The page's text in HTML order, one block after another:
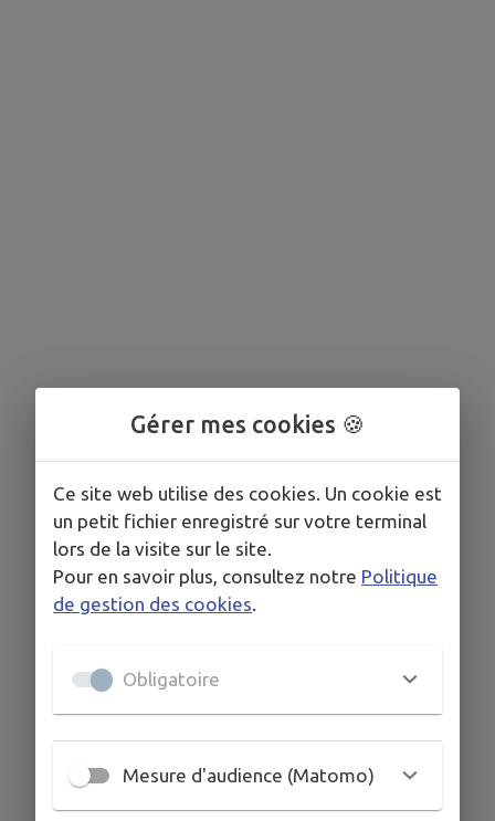
Gérer mes cookies 🍪
Ce site web utilise des cookies. Un cookie est
un petit fichier enregistré sur votre terminal
lors de la visite sur le site.
Pour en savoir plus, consultez notre Politique
de gestion des cookies
Obligatoire
Mesure d'audience (Matomo)